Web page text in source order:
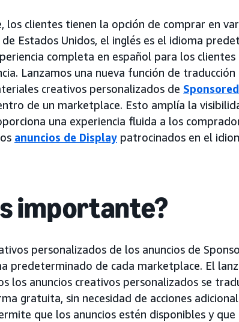
los clientes tienen la opción de comprar en
Estados Unidos, el inglés es el idioma
completa en español para los
Lanzamos una nueva función de
creativos personalizados de
de un marketplace. Esto amplía la
una experiencia fluida a los
anuncios de Display patrocinados en el
importante?
personalizados de los anuncios de
predeterminado de cada marketplace. El
los anuncios creativos personalizados se
gratuita, sin necesidad de acciones
que los anuncios estén disponibles y